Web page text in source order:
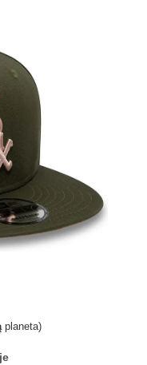
planeta)